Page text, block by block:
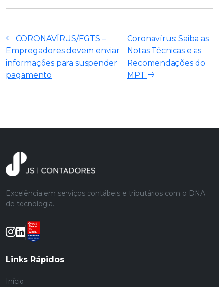
CORONAVÍRUS/FGTS –
Empregadores devem enviar
informações para suspender
pagamento
Coronavírus: Saiba as
Notas Técnicas e as
Recomendações do
MPT
Excelência em serviços contábeis e tributários com o DNA
de tecnologia.
Links Rápidos
Início